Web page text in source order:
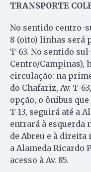
TRANSPORTE
No sentido centro-
8 (oito) linhas será
T-63. No sentido
Centro/Campinas),
circulação: na
do Chafariz, Av. T-
opção, o ônibus que
T-13, seguirá até a
entrará à esquerda
de Abreu e à direita
a Alameda Ricardo
acesso à Av. 85.